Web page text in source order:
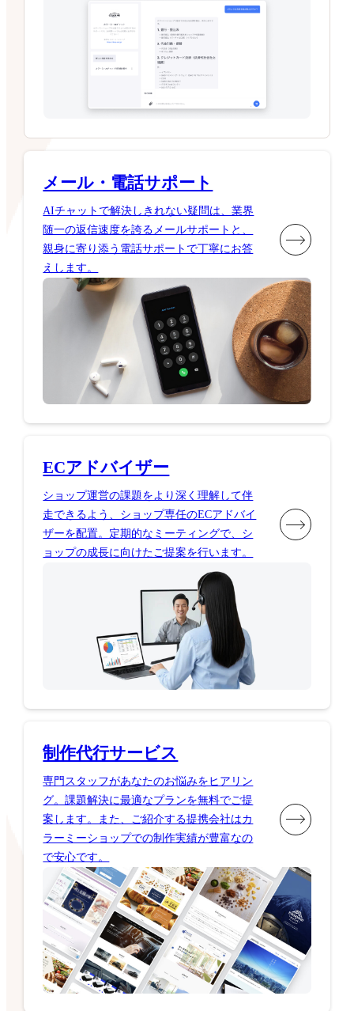
メール・電話サポート
AIチャットで解決しきれない疑問は、業界
随一の返信速度を誇るメールサポートと、
親身に寄り添う電話サポートで丁寧にお答
えします。
ECアドバイザー
ショップ運営の課題をより深く理解して伴
走できるよう、ショップ専任のECアドバイ
ザーを配置。定期的なミーティングで、シ
ョップの成長に向けたご提案を行います。
制作代行サービス
専門スタッフがあなたのお悩みをヒアリン
グ。課題解決に最適なプランを無料でご提
案します。また、ご紹介する提携会社はカ
ラーミーショップでの制作実績が豊富なの
で安心です。